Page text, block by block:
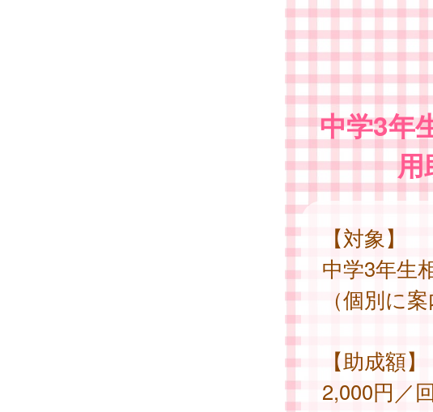
中学3年
用
【対象】
中学3年生
（個別に
【助成額】
2,000円／